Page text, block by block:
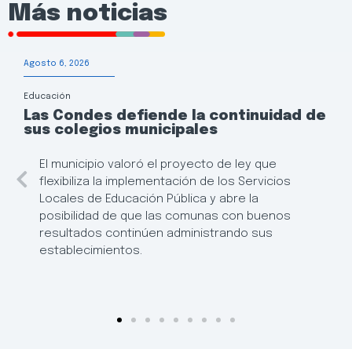
Más noticias
Agosto 6, 2026
Educación
Las Condes defiende la continuidad de
sus colegios municipales
El municipio valoró el proyecto de ley que
flexibiliza la implementación de los Servicios
Locales de Educación Pública y abre la
posibilidad de que las comunas con buenos
resultados continúen administrando sus
establecimientos.